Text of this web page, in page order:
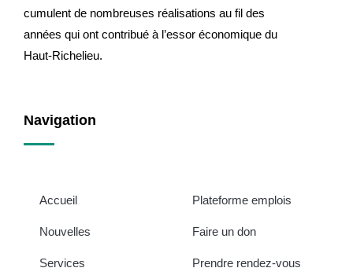
cumulent de nombreuses réalisations au fil des
années qui ont contribué à l’essor économique du
Haut-Richelieu.
Navigation
Accueil
Nouvelles
Services
Plateforme emplois
Faire un don
Prendre rendez-vous